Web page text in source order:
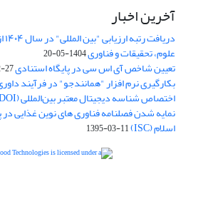
آخرین اخبار
علوم، تحقیقات و فناوری1404-05-20
تعیین شاخص آی اس سی در پایگاه استنادی ISC27
بکارگیری نرم افزار "همانندجو" در فرآیند
اختصاص شناسه دیجیتال معتبر بین‌المللی (DOI)
نمایه شدن فصلنامه فناوری های نوین غذایی در
اسلام (ISC) 1395-03-11